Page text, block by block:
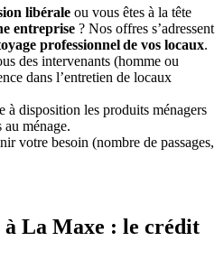
libérale ou vous êtes à la tête
entreprise ? Nos offres s’adressent
professionnel de vos locaux.
des intervenants (homme ou
dans l’entretien de locaux
à disposition les produits ménagers
au ménage.
votre besoin (nombre de passages,
à La Maxe : le crédit